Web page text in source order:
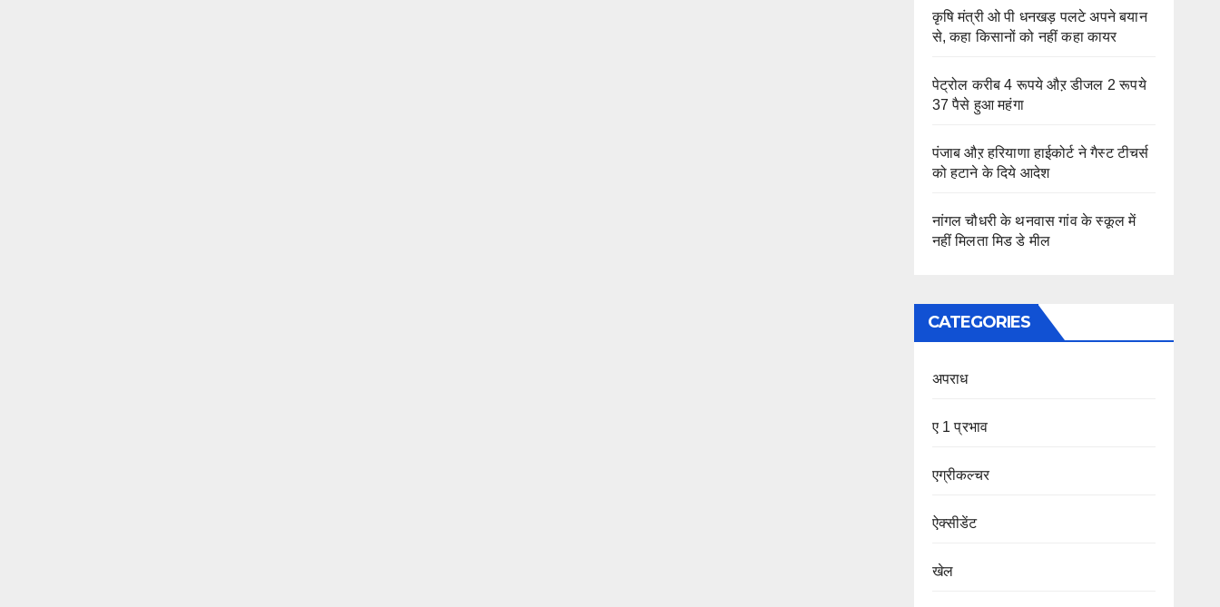
कृषि मंत्री ओ पी धनखड़ पलटे अपने बयान
से, कहा किसानों को नहीं कहा कायर
पेट्रोल करीब 4 रूपये औऱ डीजल 2 रूपये
37 पैसे हुआ महंगा
पंजाब औऱ हरियाणा हाईकोर्ट ने गैस्ट टीचर्स
को हटाने के दिये आदेश
नांगल चौधरी के थनवास गांव के स्कूल में
नहीं मिलता मिड डे मील
CATEGORIES
अपराध
ए 1 प्रभाव
एग्रीकल्चर
ऐक्सीडेंट
खेल